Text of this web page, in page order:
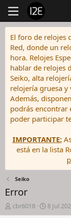
El foro de relojes
Red, donde un
hora. Relojes
hablar de relojes
Seiko, alta
relojería gruesa y
Además,
podrás encontrar
poder participar
IMPORTANTE:
está en la lista
Seiko
Error
I
n
cbr6018
F
e
8 Jul